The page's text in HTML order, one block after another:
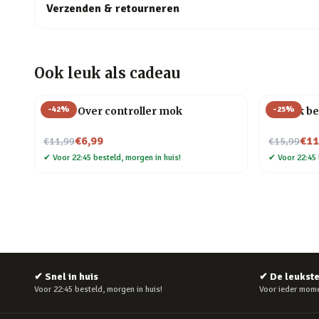
Verzenden & retourneren
Ook leuk als cadeau
-42%
Game Over controller mok
€11,99
Nu voor€6,99
✔ Voor 22:45 besteld, morgen in huis!
-25%
Mok Ik
€15,99
Nu voor
✔ Voor
✔ Snel in huis
Voor 22:45 besteld, morgen in huis!
✔ De
Voor ieder